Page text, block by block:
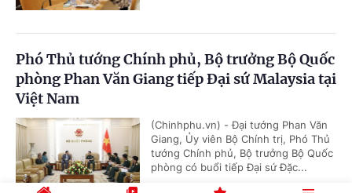
Phó Thủ tướng Chính phủ, Bộ trưởng Bộ Quốc
phòng Phan Văn Giang tiếp Đại sứ Malaysia tại
Việt Nam
(Chinhphu.vn) - Đại tướng Phan Văn
Giang, Ủy viên Bộ Chính trị, Phó Thủ
tướng Chính phủ, Bộ trưởng Bộ Quốc
phòng có buổi tiếp Đại sứ Đặc...